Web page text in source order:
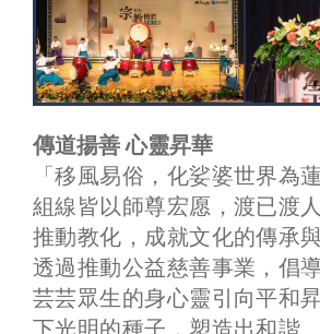
傳道揚善 心靈昇華
「移風易俗，化娑婆世界為
組線皆以師尊宏愿，渡已渡
推動教化，成就文化的傳承
透過推動公益慈善事業，倡
芸芸眾生的身心靈引向平和
下光明的種子，塑造出和諧